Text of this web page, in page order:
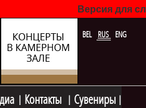
Версия для
BEL RUS ENG
Контакты Сувениры